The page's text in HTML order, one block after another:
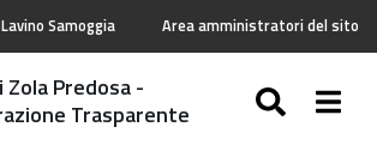
Samoggia Area amministratori del sito
Zola Predosa -
Trasparente